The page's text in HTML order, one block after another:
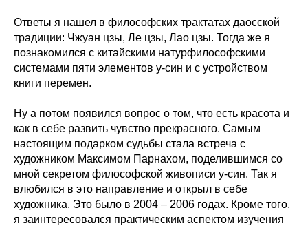
Ответы я нашел в философских трактатах даосской
традиции: Чжуан цзы, Ле цзы, Лао цзы. Тогда же я
познакомился с китайскими натурфилософскими
системами пяти элементов у-син и с устройством
книги перемен.
Ну а потом появился вопрос о том, что есть красота и
как в себе развить чувство прекрасного. Самым
настоящим подарком судьбы стала встреча с
художником Максимом Парнахом, поделившимся со
мной секретом философской живописи у-син. Так я
влюбился в это направление и открыл в себе
художника. Это было в 2004 – 2006 годах. Кроме того,
я заинтересовался практическим аспектом изучения